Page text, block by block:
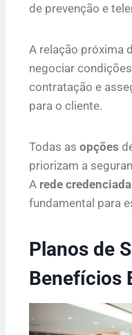
de prevenção e
A relação próxima
negociar
contratação e
para o cliente.
Todas as opções
priorizam a
A rede credenciada
fundamental para
Planos de
Benefícios